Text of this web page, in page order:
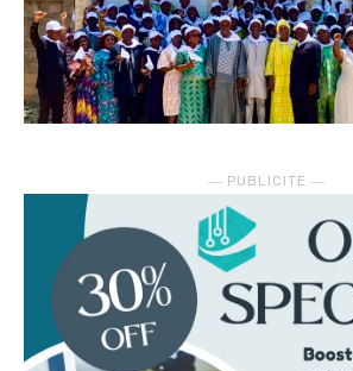
― PUBLICITE ―